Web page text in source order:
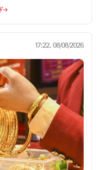
17:22, 08/08/2026